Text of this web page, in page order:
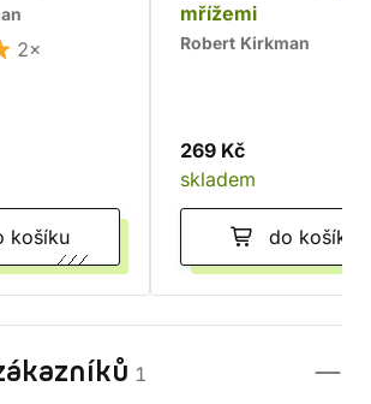
2×
košíku
mřížemi
Robert Kirkman
269 Kč
skladem
do košíku
1